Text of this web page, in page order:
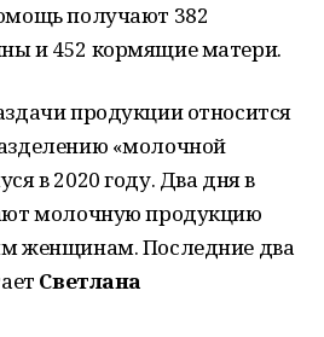
получают 382
и 452 кормящие матери.
продукции относится
«молочной
в 2020 году. Два дня в
молочную продукцию
женщинам. Последние два
Светлана